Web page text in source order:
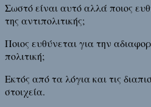
Σωστό είναι αυτό αλλά ποιος
της αντιπολιτικής;
Ποιος ευθύνεται για την
πολιτική;
Εκτός από τα λόγια και τις
στοιχεία.